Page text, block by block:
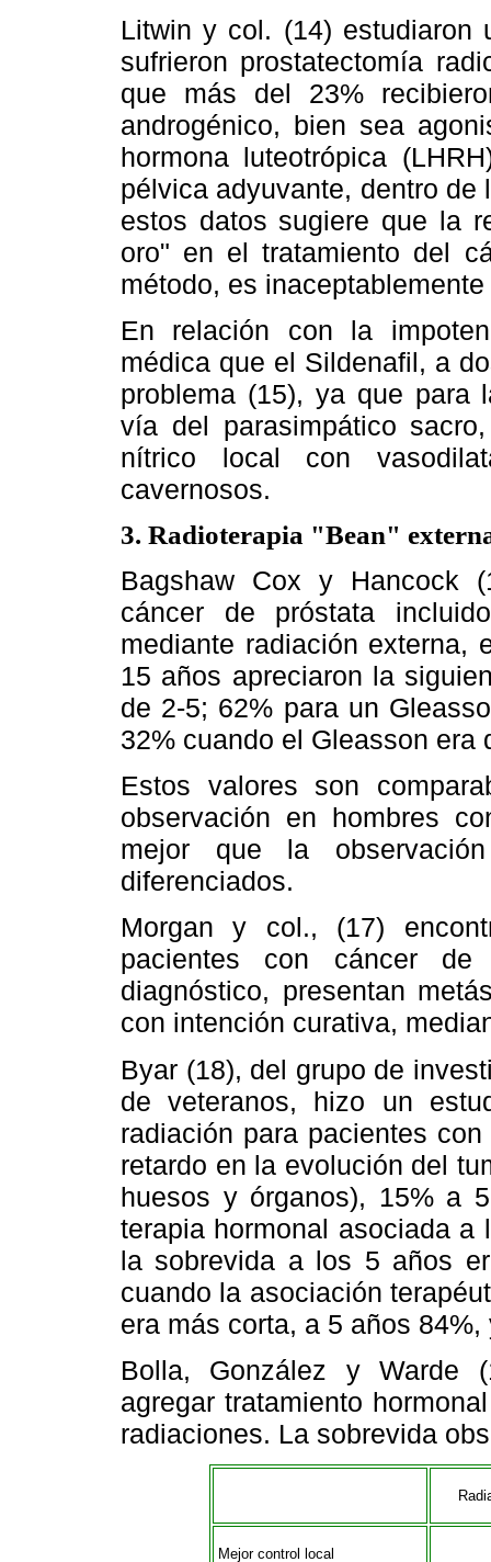
Litwin y col. (14) estudiaron
sufrieron prostatectomía
que más del 23%
androgénico, bien sea
hormona luteotrópica
pélvica adyuvante, dentro
estos datos sugiere que la
oro" en el tratamiento del
método, es
En relación con la
médica que el Sildenafil, a
problema (15), ya que para
vía del parasimpático
nítrico local con
cavernosos.
3. Radioterapia "Bean"
Bagshaw Cox y Hancock
cáncer de próstata
mediante radiación externa,
15 años apreciaron la
de 2-5; 62% para un
32% cuando el Gleasson era
Estos valores son
observación en hombres
mejor que la
diferenciados.
Morgan y col., (17)
pacientes con cáncer
diagnóstico, presentan
con intención curativa,
Byar (18), del grupo de
de veteranos, hizo un
radiación para pacientes
retardo en la evolución del
huesos y órganos), 15% a
terapia hormonal asociada a
la sobrevida a los 5 años
cuando la asociación
era más corta, a 5 años
Bolla, González y Warde
agregar tratamiento
radiaciones. La sobrevida
Mejor control local